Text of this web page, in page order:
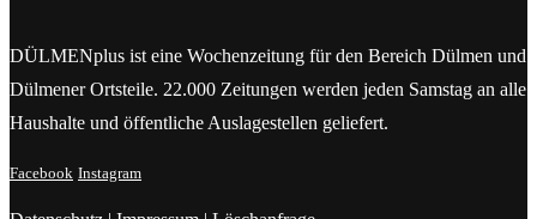
DÜLMENplus ist eine Wochenzeitung für den Bereich Dülmen und
Dülmener Ortsteile. 22.000 Zeitungen werden jeden Samstag an alle
Haushalte und öffentliche Auslagestellen geliefert.
Facebook Instagram